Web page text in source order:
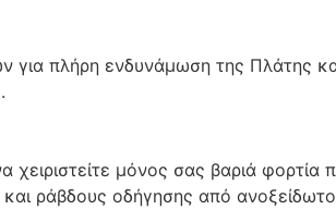
για πλήρη ενδυνάμωση της Πλάτης
μόνος σας βαριά φορτία
ράβδους οδήγησης από ανοξείδωτο